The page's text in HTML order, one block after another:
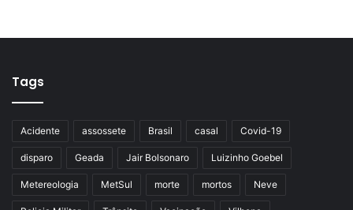
Tags
Acidente assossete Brasil casal Covid-19
disparo Geada Jair Bolsonaro Luizinho Goebel
Metereologia MetSul morte mortos Neve